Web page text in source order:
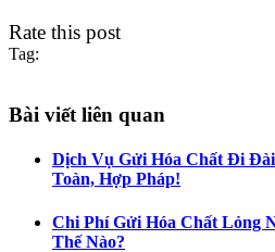
Rate this post
Tag:
Bài viết liên quan
Dịch Vụ Gửi Hóa Chất Đi
Toàn, Hợp Pháp!
Chi Phí Gửi Hóa Chất Lỏng
Thế Nào?